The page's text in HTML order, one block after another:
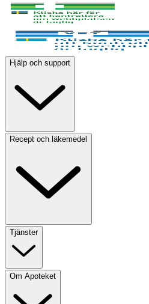
Hjälp och support
Recept och läkemedel
Tjänster
Om Apoteket